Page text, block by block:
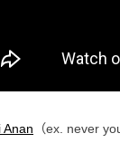
Anan （ex. never